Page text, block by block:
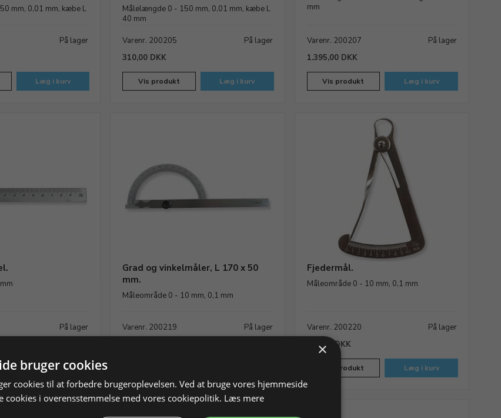
mm, 0,01 mm, kæbe L
På lager
Læg i kurv
Målelængde 0 - 150 mm, 0,01 mm, kæbe L
40 mm
Varenr. 200205
På lager
310,00 DKK
Vis produkt Læg i kurv
mm
Varenr. 200207
På lager
1.395,00 DKK
Vis produkt Læg i kurv
På lager
Læg i kurv
Grad og vinkelmåler, L 170 x 50
mm.
Måleområde 0 - 10 mm, 0,1 mm
Varenr. 200219
På lager
Fjedermål.
Måleområde 0 - 10 mm, 0,1 mm
Varenr. 200220
På lager
134,37 DKK
Vis produkt Læg i kurv
×
bruger cookies
cookies til at forbedre brugeroplevelsen. Ved at bruge vores hjemmeside
cookies i overensstemmelse med vores cookiepolitik. Læs mere